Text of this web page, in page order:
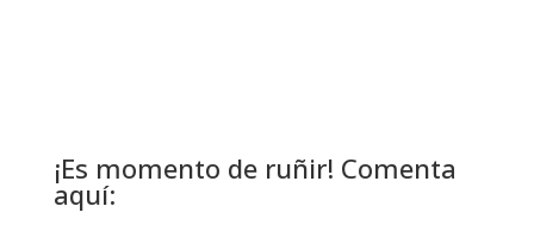
¡Es momento de ruñir! Comenta
aquí: